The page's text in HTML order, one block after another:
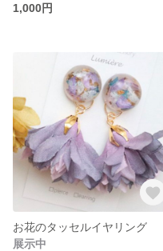
1,000円
お花のタッセルイヤリング
展示中